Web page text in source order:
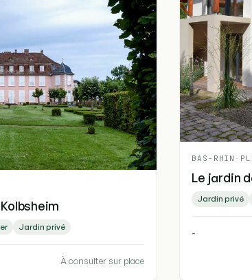
Jardin privé
À consulter sur place
BAS-RHIN -
Le jardin
Jardin privé
-